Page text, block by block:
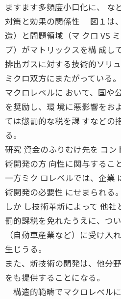
ますます多頻度小口化に、 な
対策と効果の関係性 図１は
造）と問題領域（マ クロ VS
ブ）がマトリックスを構 成し
排出ガスに対する技術的ソリ
ミクロ双方にまたがっている。
マクロレベルに おいて、国や
を奨励し、環 境に悪影響をお
ては懲罰的な税を課 すなどの
る。
研究 資金のふりむけ先を コン
術開発の方 向性に関与するこ
一方ミク ロレベルでは、企業
術開発の必要性 にせまられる。
しか し技術革新によって 他
罰的課税を免れたうえに、つ
（自動車産業など）に受け入
生じうる。
また、新技術の開発は、他分
をも提供することになる。
構造的範疇でマクロレベル